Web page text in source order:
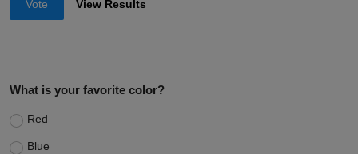
Vote View Results
What is your favorite color?
Red
Blue